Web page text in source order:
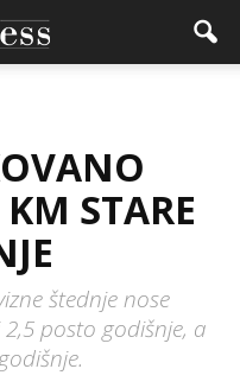
STARE
štednje nose
posto godišnje, a